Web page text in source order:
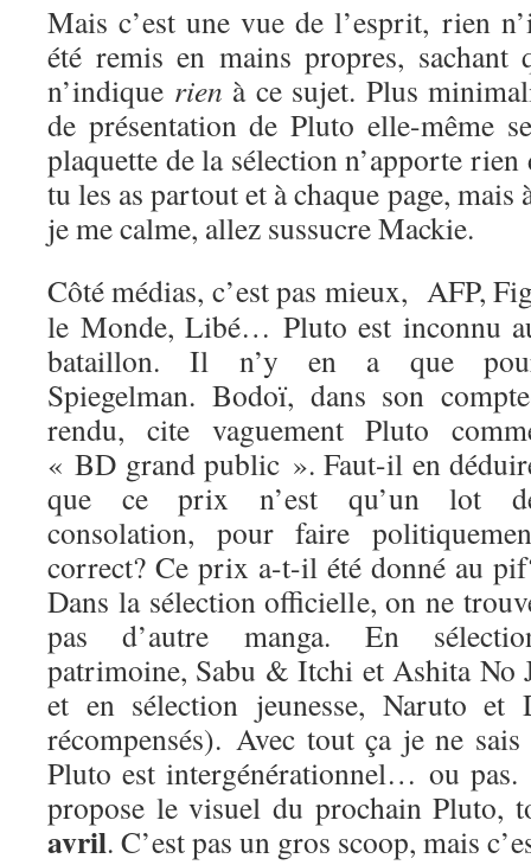
Mais c’est une vue de l’esprit, rien
été remis en mains propres,
n’indique rien à ce sujet. Plus
de présentation de Pluto elle-même
plaquette de la sélection n’apporte
tu les as partout et à chaque page,
je me calme, allez sussucre Mackie.
Côté médias, c’est pas mieux, AFP,
le Monde, Libé… Pluto est inconnu
bataillon. Il n’y en a que
Spiegelman. Bodoï, dans son
rendu, cite vaguement Pluto
« BD grand public ». Faut-il en
que ce prix n’est qu’un lot
consolation, pour faire
correct? Ce prix a-t-il été donné au
Dans la sélection officielle, on ne
pas d’autre manga. En
patrimoine, Sabu & Itchi et Ashita No
et en sélection jeunesse, Naruto et
récompensés). Avec tout ça je ne
Pluto est intergénérationnel… ou
propose le visuel du prochain Pluto,
avril. C’est pas un gros scoop, mais